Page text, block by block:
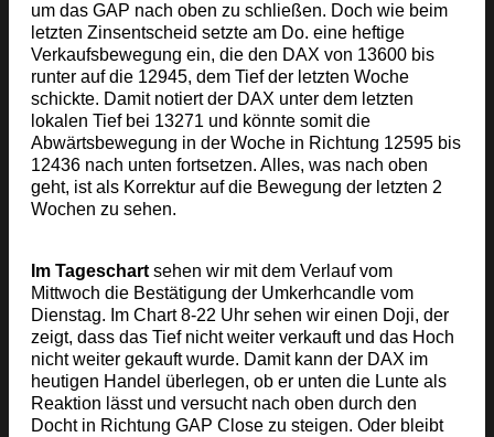
um das GAP nach oben zu schließen. Doch wie beim
letzten Zinsentscheid setzte am Do. eine heftige
Verkaufsbewegung ein, die den DAX von 13600 bis
runter auf die 12945, dem Tief der letzten Woche
schickte. Damit notiert der DAX unter dem letzten
lokalen Tief bei 13271 und könnte somit die
Abwärtsbewegung in der Woche in Richtung 12595 bis
12436 nach unten fortsetzen. Alles, was nach oben
geht, ist als Korrektur auf die Bewegung der letzten 2
Wochen zu sehen.
Im Tageschart sehen wir mit dem Verlauf vom
Mittwoch die Bestätigung der Umkerhcandle vom
Dienstag. Im Chart 8-22 Uhr sehen wir einen Doji, der
zeigt, dass das Tief nicht weiter verkauft und das Hoch
nicht weiter gekauft wurde. Damit kann der DAX im
heutigen Handel überlegen, ob er unten die Lunte als
Reaktion lässt und versucht nach oben durch den
Docht in Richtung GAP Close zu steigen. Oder bleibt